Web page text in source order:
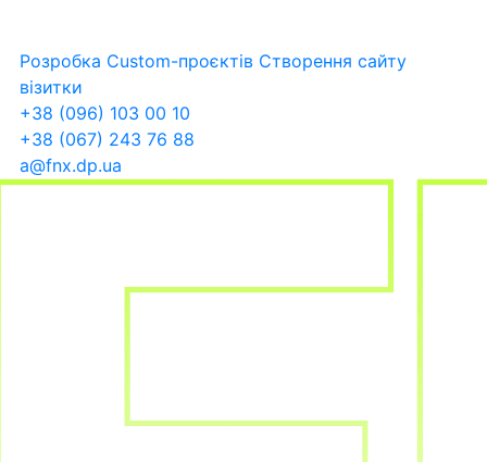
Розробка Custom-проєктів Створення сайту
візитки
+38 (096) 103 00 10
+38 (067) 243 76 88
a@fnx.dp.ua